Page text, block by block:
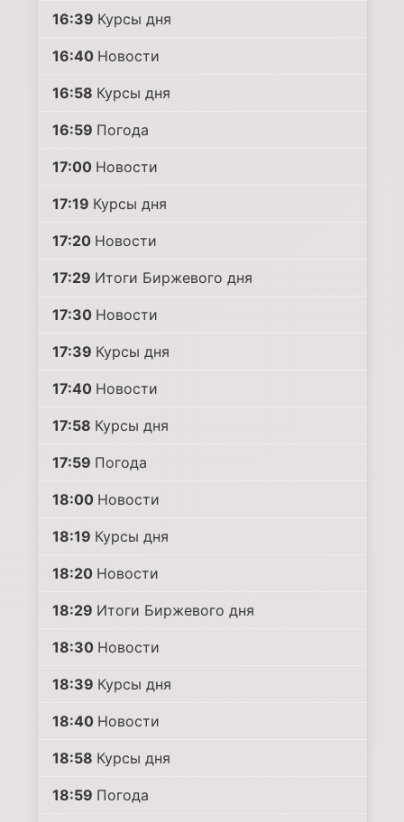
16:39 Курсы дня
16:40 Новости
16:58 Курсы дня
16:59 Погода
17:00 Новости
17:19 Курсы дня
17:20 Новости
17:29 Итоги Биржевого дня
17:30 Новости
17:39 Курсы дня
17:40 Новости
17:58 Курсы дня
17:59 Погода
18:00 Новости
18:19 Курсы дня
18:20 Новости
18:29 Итоги Биржевого дня
18:30 Новости
18:39 Курсы дня
18:40 Новости
18:58 Курсы дня
18:59 Погода